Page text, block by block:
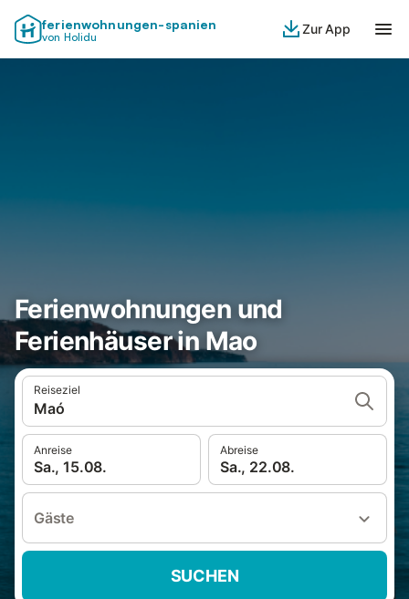
ferienwohnungen-spanien
von Holidu
Zur App
Ferienwohnungen und
Ferienhäuser in Mao
Reiseziel
Maó
Anreise
Sa., 15.08.
Abreise
Sa., 22.08.
Gäste
SUCHEN